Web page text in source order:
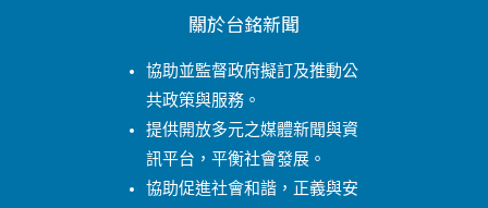
關於台銘新聞
協助並監督政府擬訂及推動公
共政策與服務。
提供開放多元之媒體新聞與資
訊平台，平衡社會發展。
協助促進社會和諧，正義與安